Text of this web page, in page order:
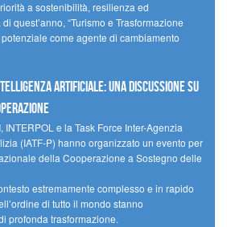
a sostenibilità, resilienza ed
quest’anno, “Turismo e Trasformazione
come agente di cambiamento
Artificiale: una discussione su
INTERPOL e la Task Force Inter-Agenzia
(IATF-P) hanno organizzato un evento per
della Cooperazione a Sostegno delle
estremamente complesso e in rapido
di tutto il mondo stanno
profonda trasformazione.